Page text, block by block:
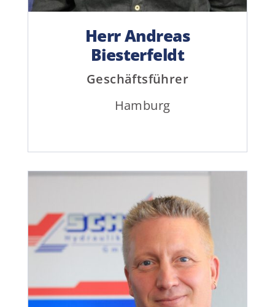
Herr Andreas
Biesterfeldt
Geschäftsführer
Hamburg
Telefon
E-Mail Adresse